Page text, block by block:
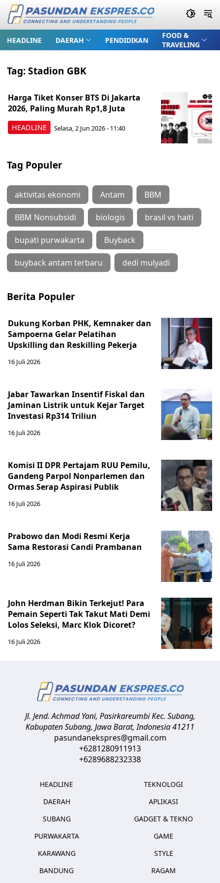
HEADLINE DAERAH PENDIDIKAN
FOOD &
TRAVELING
Tag:Stadion GBK
HEADLINE
Harga Tiket Konser BTS Di Jakarta
2026, Paling Murah Rp1,8 Juta
Selasa, 2 Jun 2026 - 11:40
Tag Populer
aktivitas ekonomi Antam BBM
BBM Nonsubsidi biologis brasil vs haiti
bupati purwakarta Buyback
buyback antam terbaru dedi mulyadi
Berita Populer
Dukung Korban PHK, Kemnaker dan
Sampoerna Gelar Pelatihan
Upskilling dan Reskilling Pekerja
16 Juli 2026
Jabar Tawarkan Insentif Fiskal dan
Jaminan Listrik untuk Kejar Target
Investasi Rp314 Triliun
16 Juli 2026
Komisi II DPR Pertajam RUU Pemilu,
Gandeng Parpol Nonparlemen dan
Ormas Serap Aspirasi Publik
16 Juli 2026
Prabowo dan Modi Resmi Kerja
Sama Restorasi Candi Prambanan
16 Juli 2026
John Herdman Bikin Terkejut! Para
Pemain Seperti Tak Takut Mati Demi
Lolos Seleksi, Marc Klok Dicoret?
16 Juli 2026
Jl. Jend. Achmad Yani, Pasirkareumbi Kec. Subang,
Kabupaten Subang, Jawa Barat,Indonesia41211
pasundanekspres@gmail.com
+6281280911913
+6289688232338
HEADLINE
DAERAH
SUBANG
PURWAKARTA
KARAWANG
BANDUNG
TEKNOLOGI
APLIKASI
GADGET & TEKNO
GAME
STYLE
RAGAM